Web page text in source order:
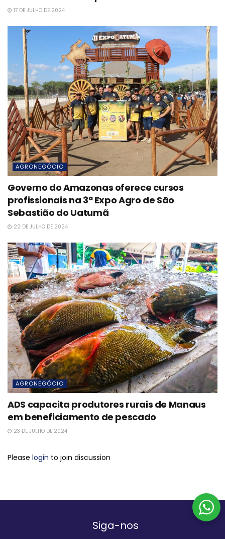
17 DE JULHO DE 2024
AGRONEGÓCIO
Governo do Amazonas oferece cursos
profissionais na 3ª Expo Agro de São
Sebastião do Uatumã
22 DE JULHO DE 2024
AGRONEGÓCIO
ADS capacita produtores rurais de Manaus
em beneficiamento de pescado
23 DE JULHO DE 2024
Please login to join discussion
Siga-nos